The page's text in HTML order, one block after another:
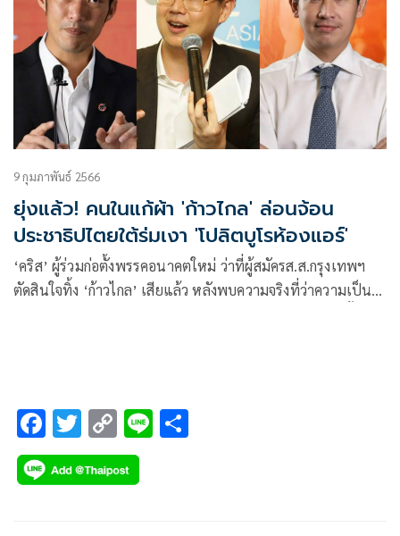
9 กุมภาพันธ์ 2566
ยุ่งแล้ว! คนในแก้ผ้า 'ก้าวไกล' ล่อนจ้อน
ประชาธิปไตยใต้ร่มเงา 'โปลิตบูโรห้องแอร์'
‘คริส’ ผู้ร่วมก่อตั้งพรรคอนาคตใหม่ ว่าที่ผู้สมัครส.ส.กรุงเทพฯ
ตัดสินใจทิ้ง ‘ก้าวไกล’ เสียแล้ว หลังพบความจริงที่ว่าความเป็น
F
ac
e
T
wi
tt
C
o
p
Li